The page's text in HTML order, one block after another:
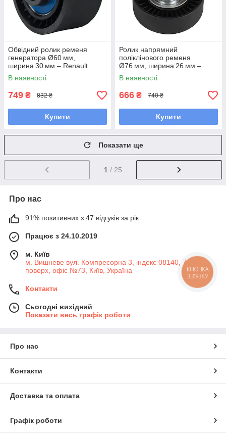
Обвідний ролик ременя
генератора Ø60 мм,
ширина 30 мм – Renault
Megane II 1.9 dCi (2002–
2009) – Megane II (2002–
В наявності
749 ₴ 832 ₴
Купити
Ролик напрямний
поліклінового ременя
Ø76 мм, ширина 26 мм –
A3/Octavia II/Tiguan
1.4‑1.6 TSI (2003–2018) /
В наявності
666 ₴ 740 ₴
Купити
Показати ще
1 / 25
Про нас
91% позитивних з 47 відгуків за рік
Працює з 24.10.2019
м. Київ
м. Вишневе вул. Компресорна 3, індекс 08140, 7-й
поверх, офіс №73, Київ, Україна
Контакти
Сьогодні вихідний
Показати весь графік роботи
Про нас
Контакти
Доставка та оплата
Графік роботи
КНОПКА
ЗВ'ЯЗКУ